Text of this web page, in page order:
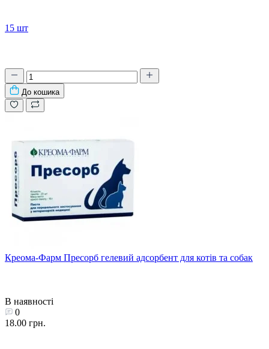
15 шт
До кошика
Креома-Фарм Пресорб гелевий адсорбент для котів та собак
В наявності
0
18.00 грн.